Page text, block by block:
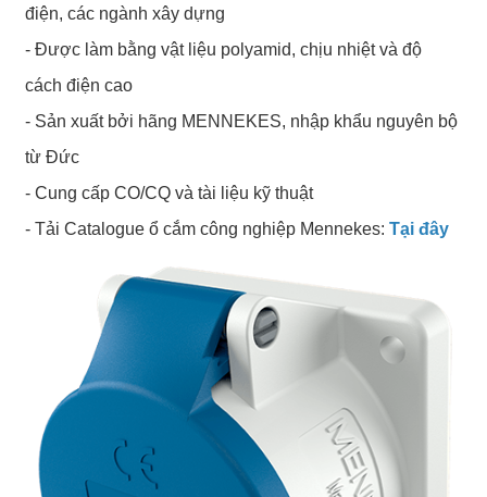
điện, các ngành xây dựng
- Được làm bằng vật liệu polyamid, chịu nhiệt và độ
cách điện cao
- Sản xuất bởi hãng MENNEKES, nhập khẩu nguyên bộ
từ Đức
- Cung cấp CO/CQ và tài liệu kỹ thuật
- Tải Catalogue ổ cắm công nghiệp Mennekes: Tại đây